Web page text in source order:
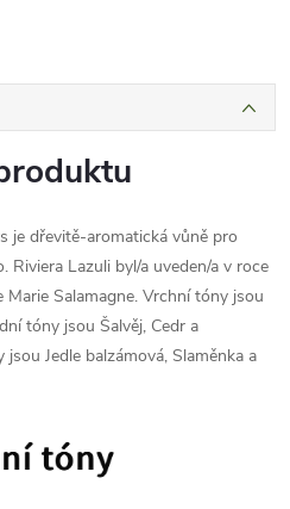
je dřevitě-aromatická vůně pro
Riviera Lazuli byl/a uveden/a v roce
Salamagne. Vrchní tóny jsou
tóny jsou Šalvěj, Cedr a
Jedle balzámová, Slaměnka a